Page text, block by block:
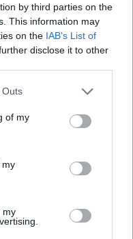
by third parties on the
This information may
on the IAB’s List of
disclose it to other
Outs
of my
my
my